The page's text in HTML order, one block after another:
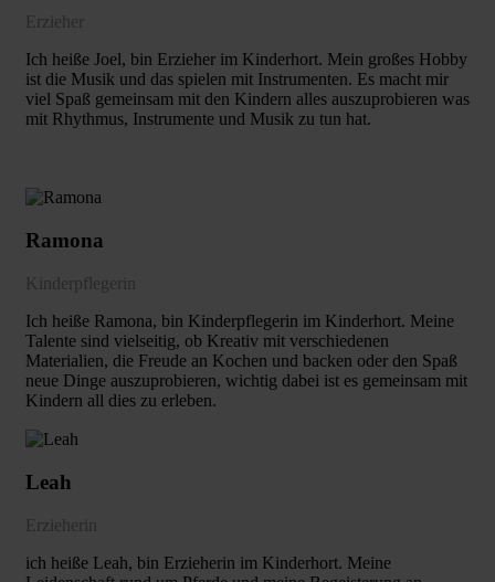
Erzieher
Ich heiße Joel, bin Erzieher im Kinderhort. Mein großes Hobby
ist die Musik und das spielen mit Instrumenten. Es macht mir
viel Spaß gemeinsam mit den Kindern alles auszuprobieren was
mit Rhythmus, Instrumente und Musik zu tun hat.
Ramona
Kinderpflegerin
Ich heiße Ramona, bin Kinderpflegerin im Kinderhort. Meine
Talente sind vielseitig, ob Kreativ mit verschiedenen
Materialien, die Freude an Kochen und backen oder den Spaß
neue Dinge auszuprobieren, wichtig dabei ist es gemeinsam mit
Kindern all dies zu erleben.
Leah
Erzieherin
ich heiße Leah, bin Erzieherin im Kinderhort. Meine